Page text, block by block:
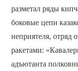
разметал ряды
боковые цепи
неприятеля, отряд
ракетами:
адъютанта